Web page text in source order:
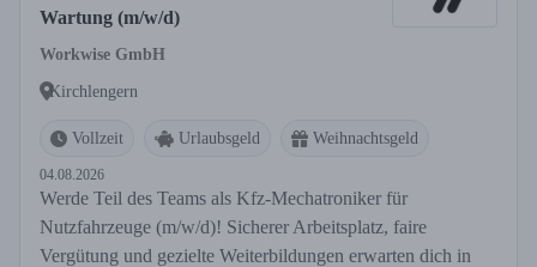
Wartung (m/w/d)
Workwise GmbH
Kirchlengern
Vollzeit Urlaubsgeld Weihnachtsgeld
04.08.2026
Werde Teil des Teams als Kfz-Mechatroniker für
Nutzfahrzeuge (m/w/d)! Sicherer Arbeitsplatz, faire
Vergütung und gezielte Weiterbildungen erwarten dich in